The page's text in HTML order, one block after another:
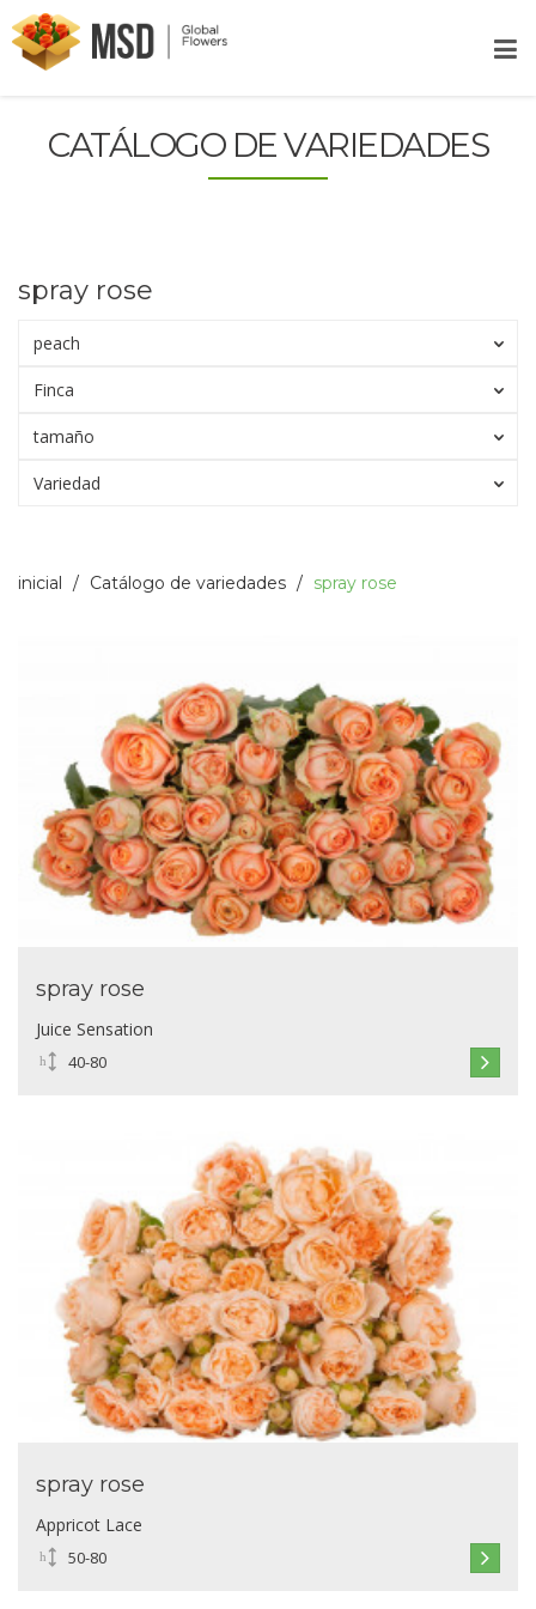
CATÁLOGO DE VARIEDADES
spray rose
peach
Finca
tamaño
Variedad
inicial Catálogo de variedades spray rose
spray rose
Juice Sensation
40-80
spray rose
Appricot Lace
50-80